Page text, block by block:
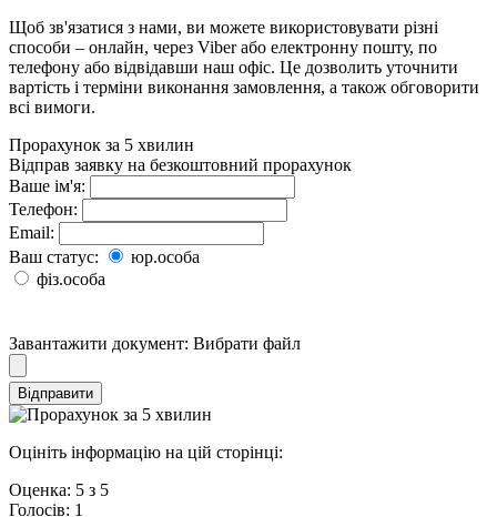
Щоб зв'язатися з нами, ви можете використовувати різні
способи – онлайн, через Viber або електронну пошту, по
телефону або відвідавши наш офіс. Це дозволить уточнити
вартість і терміни виконання замовлення, а також обговорити
всі вимоги.
Прорахунок за 5 хвилин
Відправ заявку на безкоштовний прорахунок
Ваше ім'я:
Телефон:
Email:
Ваш статус:
юр.особа
фіз.особа
Завантажити документ: Вибрати файл
Відправити
Оцініть інформацію на цій сторінці:
Оценка: 5 з 5
Голосiв: 1